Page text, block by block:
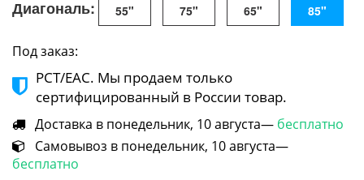
Диагональ: 55" 75" 65" 85"
Под заказ:
РСТ/ЕАС. Мы продаем только
сертифицированный в России товар.
Доставка в понедельник, 10 августа— бесплатно
Самовывоз в понедельник, 10 августа—
бесплатно